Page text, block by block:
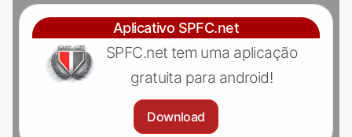
Aplicativo SPFC.net
SPFC.net tem uma aplicação
gratuita para android!
Download